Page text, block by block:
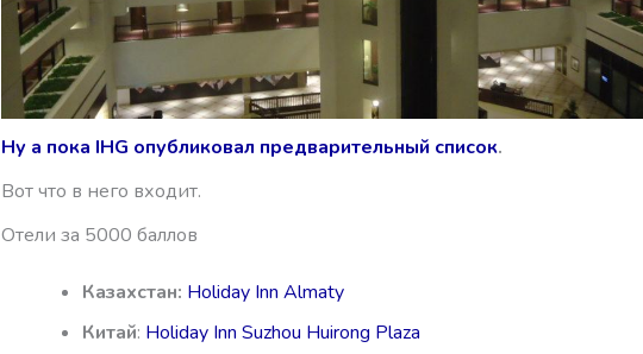
Ну а пока IHG опубликовал предварительный список.
Вот что в него входит.
Отели за 5000 баллов
Казахстан: Holiday Inn Almaty
Китай: Holiday Inn Suzhou Huirong Plaza